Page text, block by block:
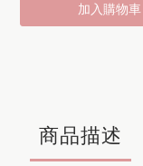
加入購物車
商品描述